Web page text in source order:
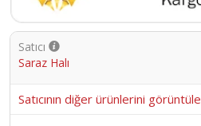
Satıcı
Saraz Halı
Satıcının diğer ürünlerini görüntüle